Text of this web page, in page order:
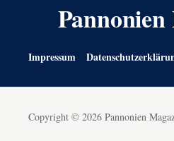
Impressum
Copyright © 2026 Pannonien